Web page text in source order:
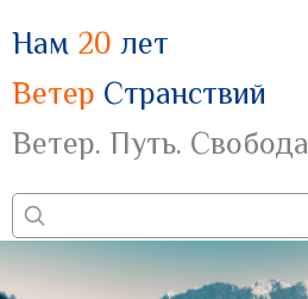
Нам 20 лет
Ветер Странствий
Ветер. Путь. Свобода